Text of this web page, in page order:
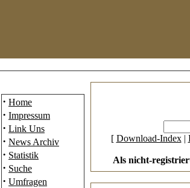
· Home
· Impressum
· Link Uns
· News Archiv
· Statistik
· Suche
· Umfragen
[ Download-Index|
Als nicht-